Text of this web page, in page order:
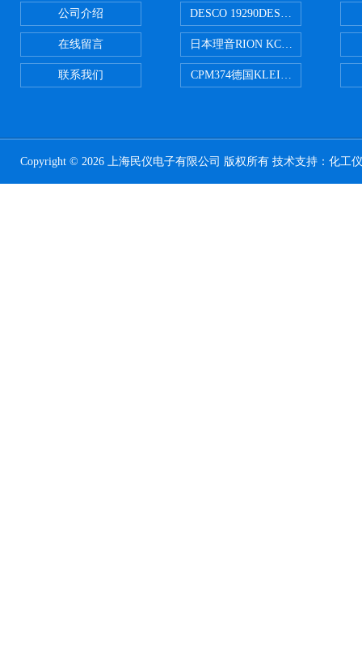
公司介绍
在线留言
联系我们
DESCO 19290DESCO 19290重锤
日本理音RION KC-51/KC-52便携
CPM374德国KLEINWAECHTER
Copyright © 2026 上海民仪电子有限公司 版权所有 技术支持： 化工